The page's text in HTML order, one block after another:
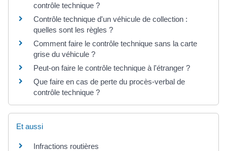
contrôle technique ?
Contrôle technique d'un véhicule de collection :
quelles sont les règles ?
Comment faire le contrôle technique sans la carte
grise du véhicule ?
Peut-on faire le contrôle technique à l'étranger ?
Que faire en cas de perte du procès-verbal de
contrôle technique ?
Et aussi
Infractions routières